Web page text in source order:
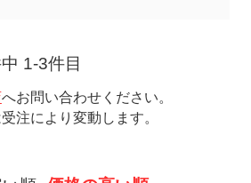
1-3件目
へお問い合わせください。
注により変動します。